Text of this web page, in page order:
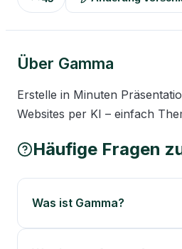
Über Gamma
Erstelle in Minuten
Websites per KI – einfach
Häufige Fragen
Was ist Gamma?